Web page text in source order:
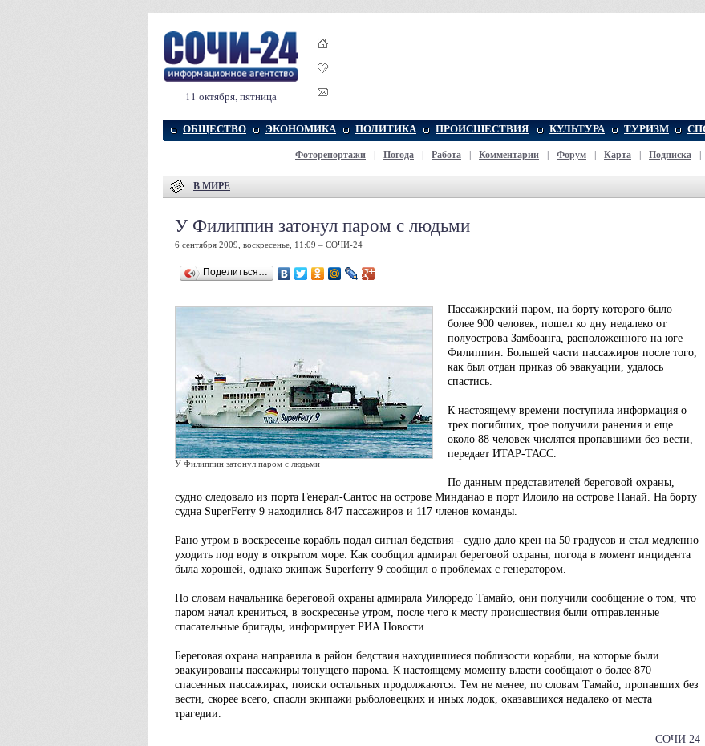
11 октября, пятница
ОБЩЕСТВО ЭКОНОМИКА ПОЛИТИКА ПРОИСШЕСТВИЯ КУЛЬТУРА ТУРИЗМ
Фоторепортажи Погода Работа Комментарии Форум Карта Подписка
В МИРЕ
У Филиппин затонул паром с людьми
6 сентября 2009, воскресенье, 11:09 – СОЧИ-24
Поделиться…
У Филиппин затонул паром с людьми
Пассажирский паром, на борту которого было
более 900 человек, пошел ко дну недалеко от
полуострова Замбоанга, расположенного на юге
Филиппин. Большей части пассажиров после того,
как был отдан приказ об эвакуации, удалось
спастись.
К настоящему времени поступила информация о
трех погибших, трое получили ранения и еще
около 88 человек числятся пропавшими без вести,
передает ИТАР-ТАСС.
По данным представителей береговой охраны,
судно следовало из порта Генерал-Сантос на острове Минданао в порт Илоило на острове Панай. На борту
судна SuperFerry 9 находились 847 пассажиров и 117 членов команды.
Рано утром в воскресенье корабль подал сигнал бедствия - судно дало крен на 50 градусов и стал медленно
уходить под воду в открытом море. Как сообщил адмирал береговой охраны, погода в момент инцидента
была хорошей, однако экипаж Superferry 9 сообщил о проблемах с генератором.
По словам начальника береговой охраны адмирала Уилфредо Тамайо, они получили сообщение о том, что
паром начал крениться, в воскресенье утром, после чего к месту происшествия были отправленные
спасательные бригады, информирует РИА Новости.
Береговая охрана направила в район бедствия находившиеся поблизости корабли, на которые были
эвакуированы пассажиры тонущего парома. К настоящему моменту власти сообщают о более 870
спасенных пассажирах, поиски остальных продолжаются. Тем не менее, по словам Тамайо, пропавших без
вести, скорее всего, спасли экипажи рыболовецких и иных лодок, оказавшихся недалеко от места
трагедии.
СОЧИ 24